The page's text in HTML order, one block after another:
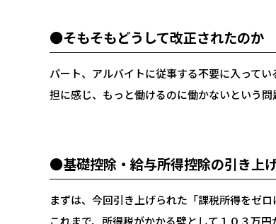
●そもそもどうして改正されたのか
パート、アルバイトに従事する不要に入って
担に感じ、もっと働けるのに働かないという
●基礎控除・給与所得控除の引き上
まずは、今回引き上げられた「課税所得をゼ
これまで、所得税がかかる壁として１０３万円